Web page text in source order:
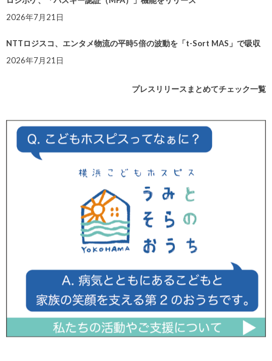
2026年7月21日
NTTロジスコ、エンタメ物流の平時5倍の波動を「t-Sort MAS」で吸収
2026年7月21日
プレスリリースまとめてチェック一覧